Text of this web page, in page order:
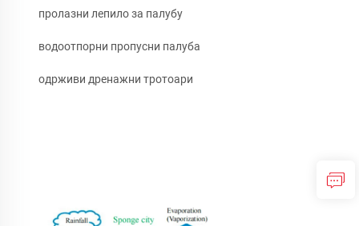
пролазни лепило за палубу
водоотпорни пропусни палуба
одрживи дренажни тротоари